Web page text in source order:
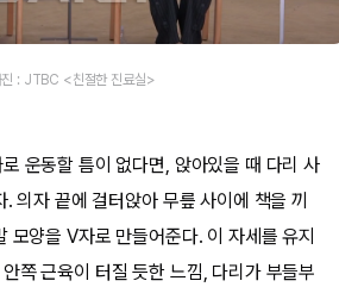
진 : JTBC <친절한 진료실>
운동할 틈이 없다면, 앉아있을 때 다리 사
. 의자 끝에 걸터앉아 무릎 사이에 책을 끼
모양을 V자로 만들어준다. 이 자세를 유지
쪽 근육이 터질 듯한 느낌, 다리가 부들부